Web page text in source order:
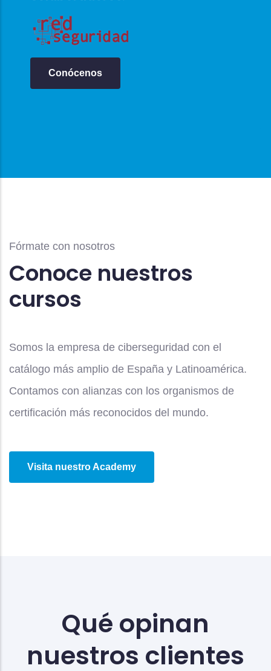
Conócenos
Fórmate con nosotros
Conoce nuestros
cursos
Somos la empresa de ciberseguridad con el
catálogo más amplio de España y Latinoamérica.
Contamos con alianzas con los organismos de
certificación más reconocidos del mundo.
Visita nuestro Academy
Qué opinan
nuestros clientes